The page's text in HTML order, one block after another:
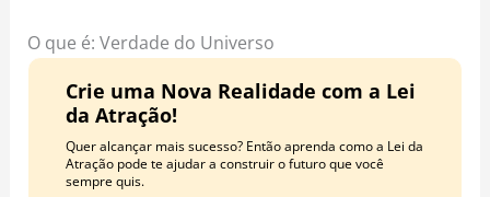
k a
m t
O que é: Verdade do Universo
Crie uma Nova Realidade com a Lei
da Atração!
Quer alcançar mais sucesso? Então aprenda como a Lei da
Atração pode te ajudar a construir o futuro que você
sempre quis.